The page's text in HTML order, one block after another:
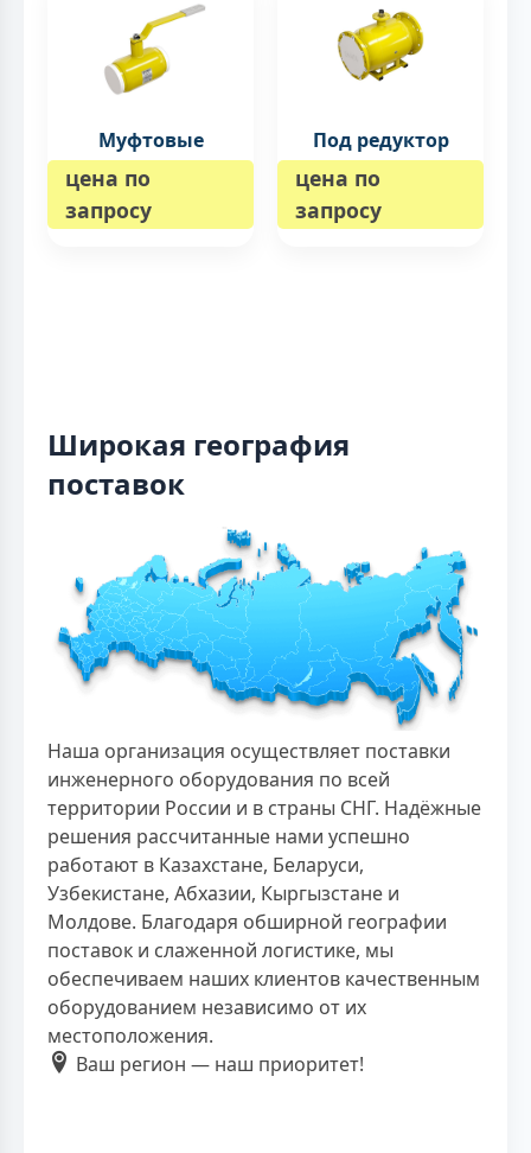
Муфтовые
цена по
запросу
Под редуктор
цена по
запросу
Широкая география
поставок
Наша организация осуществляет поставки
инженерного оборудования по всей
территории России и в страны СНГ. Надёжные
решения рассчитанные нами успешно
работают в Казахстане, Беларуси,
Узбекистане, Абхазии, Кыргызстане и
Молдове. Благодаря обширной географии
поставок и слаженной логистике, мы
обеспечиваем наших клиентов качественным
оборудованием независимо от их
местоположения.
Ваш регион — наш приоритет!